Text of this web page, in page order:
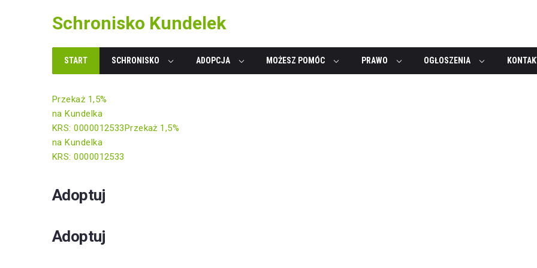
Schronisko Kundelek
START SCHRONISKO ADOPCJA MOŻESZ POMÓC PRAWO OGŁOSZENIA
Przekaż 1,5%
na Kundelka
KRS: 0000012533Przekaż 1,5%
na Kundelka
KRS: 0000012533
Adoptuj
Adoptuj